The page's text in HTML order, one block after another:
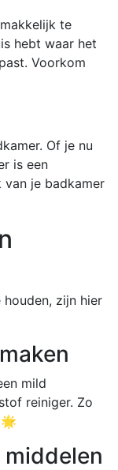
te
hebt waar het
Voorkom
Of je nu
is een
je badkamer
zijn hier
mild
reiniger. Zo